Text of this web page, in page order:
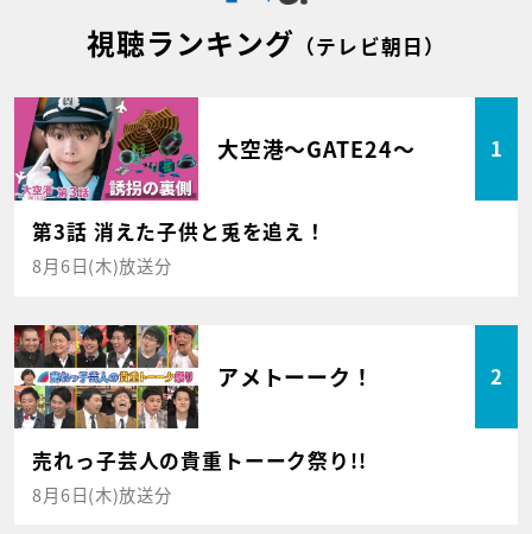
視聴ランキング （テレビ朝日）
大空港～GATE24～ 1
第3話 消えた子供と兎を追え！
8月6日(木)放送分
アメトーーク！ 2
売れっ子芸人の貴重トーーク祭り!!
8月6日(木)放送分